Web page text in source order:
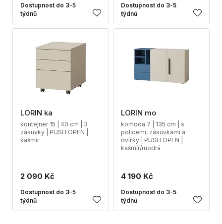
Dostupnost do 3-5
týdnů
Dostupnost do 3-5
týdnů
LORIN ka
kontejner 15 | 40 cm | 3
zásuvky | PUSH OPEN |
kašmír
2 090 Kč
Dostupnost do 3-5
týdnů
LORIN mo
komoda 7 | 135 cm | s
policemi, zásuvkami a
dvířky | PUSH OPEN |
kašmír/modrá
4 190 Kč
Dostupnost do 3-5
týdnů